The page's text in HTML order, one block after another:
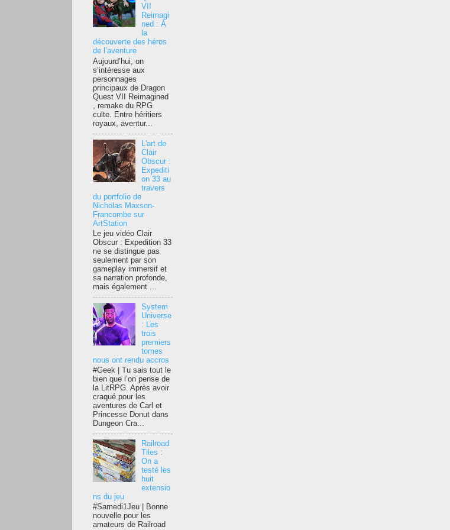
VII
Reimagi
ned : À
la
découverte des héros
de l’aventure
Aujourd’hui, on
s’intéresse aux
personnages
principaux de Dragon
Quest VII Reimagined
, remake du RPG
culte. Entre héritiers
royaux, aventur...
L'art de
Clair
Obscur :
Expediti
on 33 au
travers
du portfolio de
Nicholas Maxson-
Francombe sur
ArtStation
Le jeu vidéo Clair
Obscur : Expedition 33
ne se distingue pas
seulement par son
gameplay immersif et
sa narration profonde,
mais également ...
System
Universe
: Les
trois
premiers
tomes
nous ont rendu accros
#Geek | Tu sais tout le
bien que l’on pense de
la LitRPG. Après avoir
craqué pour les
aventures de Carl et
Princesse Donut dans
Dungeon Cra...
Railroad
Tiles :
On a
testé les
huit
extensio
ns du jeu
#Samedi1Jeu | Bonne
nouvelle pour les
amateurs de Railroad